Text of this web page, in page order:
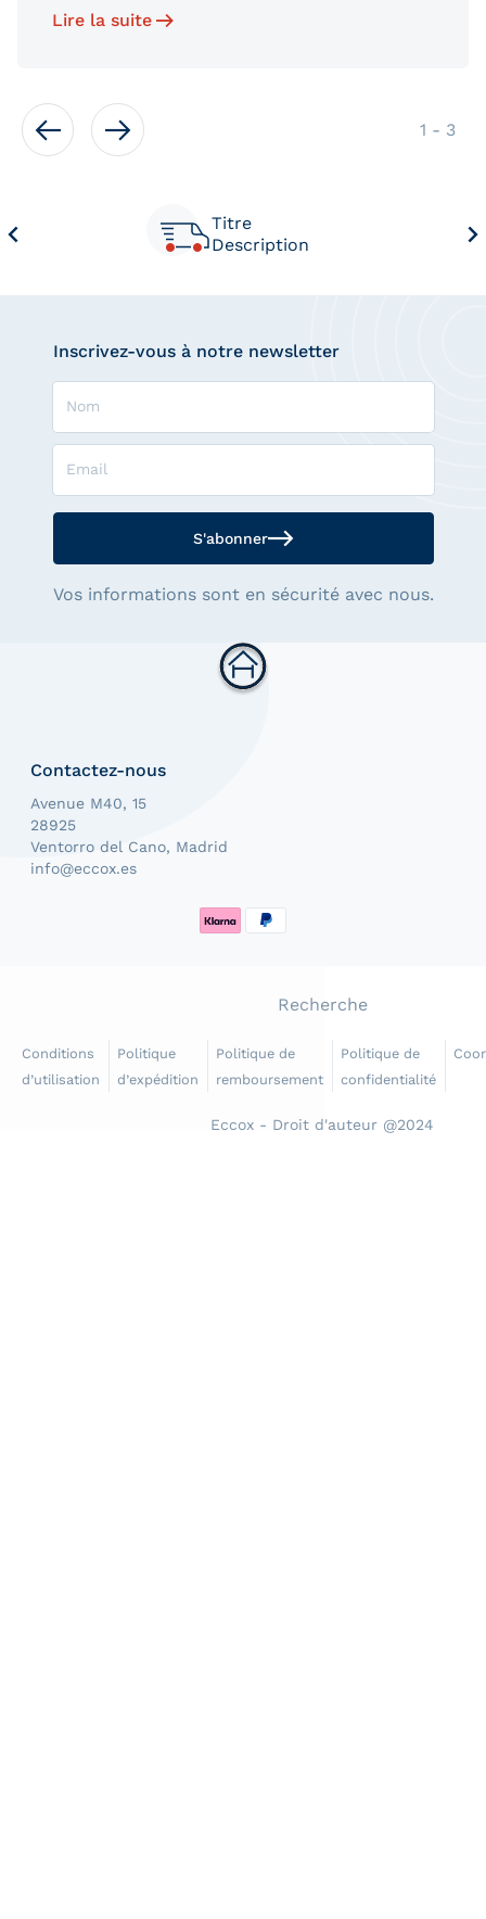
Lire la suite
1 - de
3
Titre
Description
Contactez-nous
Avenue M40, 15
28925
Ventorro del Cano, Madrid
info@eccox.es
Inscrivez-vous à notre newsletter
S'abonner
Vos informations sont en sécurité avec nous.
Eccox - Droit d'auteur @2024
Recherche
Conditions
d’utilisation
Politique
d’expédition
Politique de
remboursement
Politique de
confidentialité